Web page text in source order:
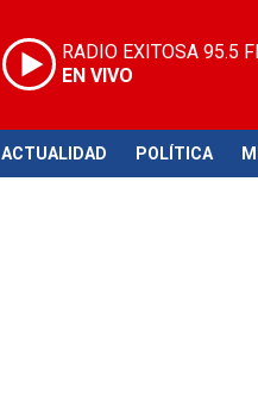
RADIO EXITOSA 95.5
EN VIVO
ACTUALIDAD POLÍTICA